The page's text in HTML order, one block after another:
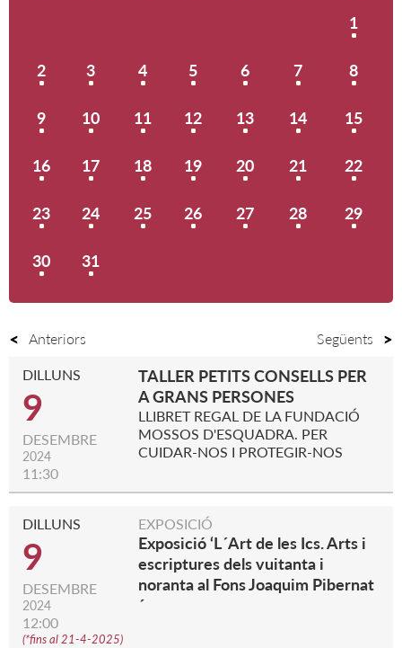
1
2 3 4 5 6 7 8
9 10 11 12 13 14 15
16 17 18 19 20 21 22
23 24 25 26 27 28 29
30 31
Anteriors Següents
DILLUNS
9
DESEMBRE
2024
11:30
TALLER PETITS CONSELLS PER
A GRANS PERSONES
LLIBRET REGAL DE LA FUNDACIÓ
MOSSOS D'ESQUADRA. PER
CUIDAR-NOS I PROTEGIR-NOS
DILLUNS
9
DESEMBRE
2024
12:00
(*fins al 21-4-2025)
EXPOSICIÓ
Exposició ‘L´Art de les Ics. Arts i
escriptures dels vuitanta i
noranta al Fons Joaquim Pibernat
´